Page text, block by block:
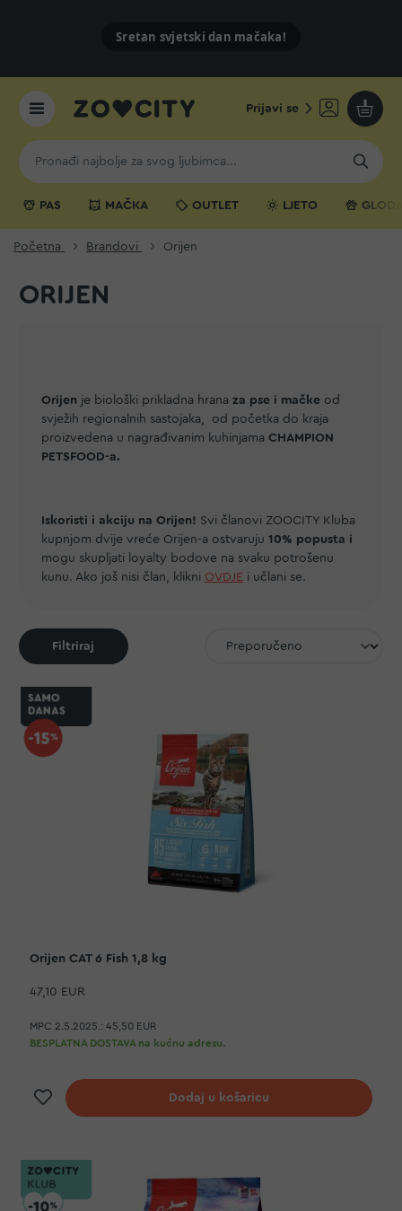
Sretan svjetski dan mačaka!
Prijavi se
Moja
PAS MAČKA OUTLET LJETO
Početna Brandovi Orijen
ORIJEN
Orijen je biološki prikladna hrana za pse i mačke od
svježih regionalnih sastojaka, od početka do kraja
proizvedena u nagrađivanim kuhinjama CHAMPION
PETSFOOD-a.
Iskoristi i akciju na Orijen! Svi članovi ZOOCITY Kluba
kupnjom dvije vreće Orijen-a ostvaruju 10% popusta i
mogu skupljati loyalty bodove na svaku potrošenu
kunu. Ako još nisi član, klikni OVDJE i učlani se.
Filtriraj
Orijen CAT 6 Fish 1,8 kg
47,10 EUR
MPC 2.5.2025.: 45,50 EUR
BESPLATNA DOSTAVA na kućnu adresu.
Dodaj na listu želja
Dodaj u košaricu